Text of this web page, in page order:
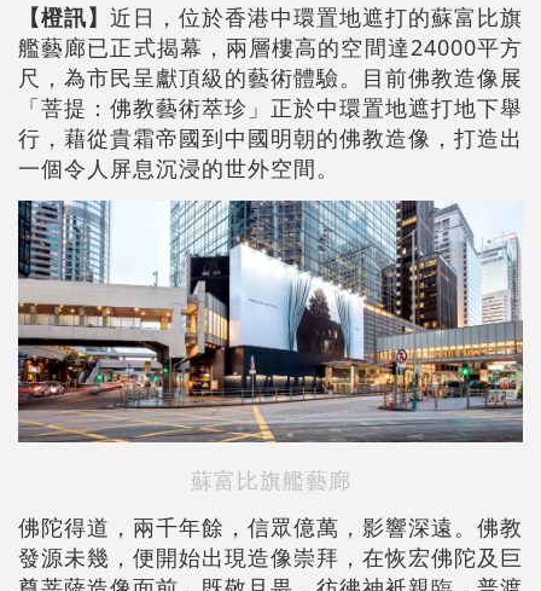
【橙訊】 近日，位於香港中環置地遮打的蘇富比旗
艦藝廊已正式揭幕，兩層樓高的空間達24000平方
尺，為市民呈獻頂級的藝術體驗。目前佛教造像展
「菩提：佛教藝術萃珍」正於中環置地遮打地下舉
行，藉從貴霜帝國到中國明朝的佛教造像，打造出
一個令人屏息沉浸的世外空間。
蘇富比旗艦藝廊
佛陀得道，兩千年餘，信眾億萬，影響深遠。佛教
發源未幾，便開始出現造像崇拜，在恢宏佛陀及巨